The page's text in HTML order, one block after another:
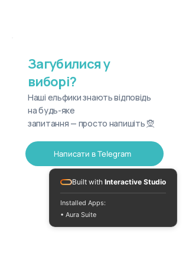
Загубилися у
виборі?
Наші ельфики знають відповідь
на будь-яке
запитання — просто напишіть 🧝
Написати в Telegram
Built with Interactive Studio
Installed Apps:
• Aura Suite